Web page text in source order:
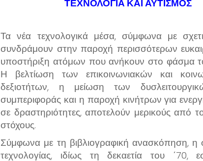
ΤΕΧΝΟΛΟΓΙΑ ΚΑΙ ΑΥΤΙΣΜΟΣ
Τα νέα τεχνολογικά μέσα, σύμφωνα με
συνδράμουν στην παροχή περισσότερων
υποστήριξη ατόμων που ανήκουν στο φάσμα
Η βελτίωση των επικοινωνιακών και
δεξιοτήτων, η μείωση των
συμπεριφοράς και η παροχή κινήτρων για
σε δραστηριότητες, αποτελούν μερικούς από
στόχους.
Σύμφωνα με τη βιβλιογραφική ανασκόπηση, η
τεχνολογίας, ιδίως τη δεκαετία του ΄70,